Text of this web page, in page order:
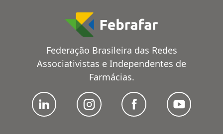
Federação Brasileira das Redes
Associativistas e Independentes de
Farmácias.